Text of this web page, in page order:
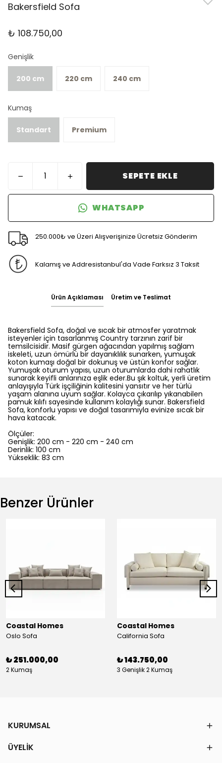
Bakersfield Sofa
₺ 108.750,00
Genişlik
200 cm 220 cm 240 cm
Kumaş
Standart Premium
SEPETE EKLE
WHATSAPP
250.000₺ ve Üzeri Alışverişinize Ücretsiz Gönderim
Kalamış ve Addresistanbul'da Vade Farksız 3 Taksit
Ürün Açıklaması Üretim ve Teslimat
Bakersfield Sofa, doğal ve sıcak bir atmosfer yaratmak
isteyenler için tasarlanmış Country tarzının zarif bir
temsilcisidir. Masif gürgen ağacından yapılmış sağlam
iskeleti, uzun ömürlü bir dayanıklılık sunarken, yumuşak
koton kumaşı doğal bir dokunuş ve üstün konfor sağlar.
Yumuşak oturum yapısı, uzun oturumlarda dahi rahatlık
sunarak keyifli anlarınıza eşlik eder.Bu şık koltuk, yerli üretim
anlayışıyla Türk işçiliğinin kalitesini yansıtır ve her türlü
yaşam alanına uyum sağlar. Kolayca çıkarılıp yıkanabilen
pamuk kılıfı sayesinde kullanım kolaylığı sunar. Bakersfield
Sofa, konforlu yapısı ve doğal tasarımıyla evinize sıcak bir
hava katacak.
Ölçüler:
Genişlik: 200 cm - 220 cm - 240 cm
Derinlik: 100 cm
Yükseklik: 83 cm
Benzer Ürünler
Coastal Homes
Oslo Sofa
₺ 251.000,00
2 Kumaş
Coastal Homes
California Sofa
₺ 143.750,00
3 Genişlik 2 Kumaş
KURUMSAL
ÜYELİK